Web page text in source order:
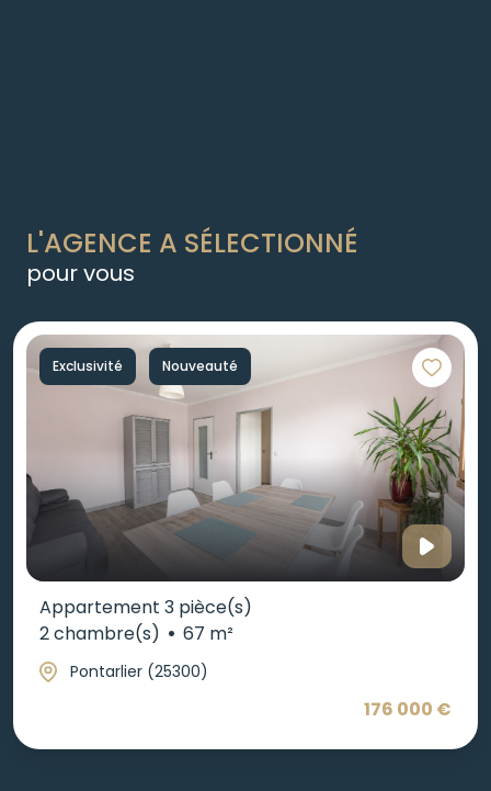
L'AGENCE A SÉLECTIONNÉ
pour vous
Exclusivité Nouveauté
Appartement 3 pièce(s)
2 chambre(s)
67 m²
Pontarlier (25300)
176 000 €